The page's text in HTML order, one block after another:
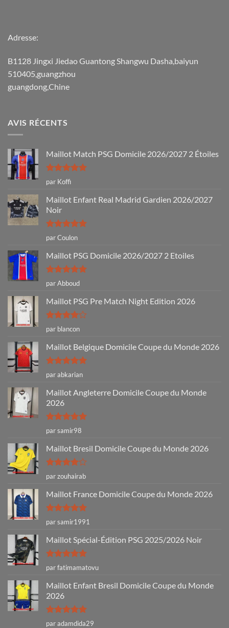
Adresse:
B1128 Jingxi Jiedao Guantong Shangwu Dasha,baiyun
510405,guangzhou
guangdong,Chine
AVIS RÉCENTS
Maillot Match PSG Domicile 2026/2027 2 Étoiles
Note5sur
5
par Koffi
Maillot Enfant Real Madrid Gardien 2026/2027
Noir
Note5sur
5
par Coulon
Maillot PSG Domicile 2026/2027 2 Etoiles
Note5sur
5
par Abboud
Maillot PSG Pre Match Night Edition 2026
Note4
sur 5
par blancon
Maillot Belgique Domicile Coupe du Monde 2026
Note5sur
5
par abkarian
Maillot Angleterre Domicile Coupe du Monde
2026
Note5sur
5
par samir98
Maillot Bresil Domicile Coupe du Monde 2026
Note4
sur 5
par zouhairab
Maillot France Domicile Coupe du Monde 2026
Note5sur
5
par samir1991
Maillot Spécial-Édition PSG 2025/2026 Noir
Note5sur
5
par fatimamatovu
Maillot Enfant Bresil Domicile Coupe du Monde
2026
Note5sur
par adamdida29